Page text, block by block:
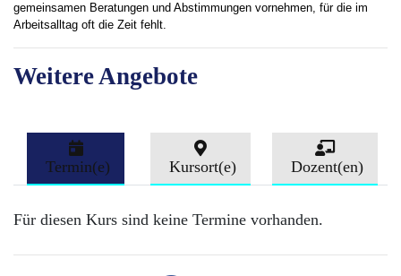
gemeinsamen Beratungen und Abstimmungen vornehmen, für die im
Arbeitsalltag oft die Zeit fehlt.
Weitere Angebote
Termin(e) Kursort(e) Dozent(en)
Für diesen Kurs sind keine Termine vorhanden.